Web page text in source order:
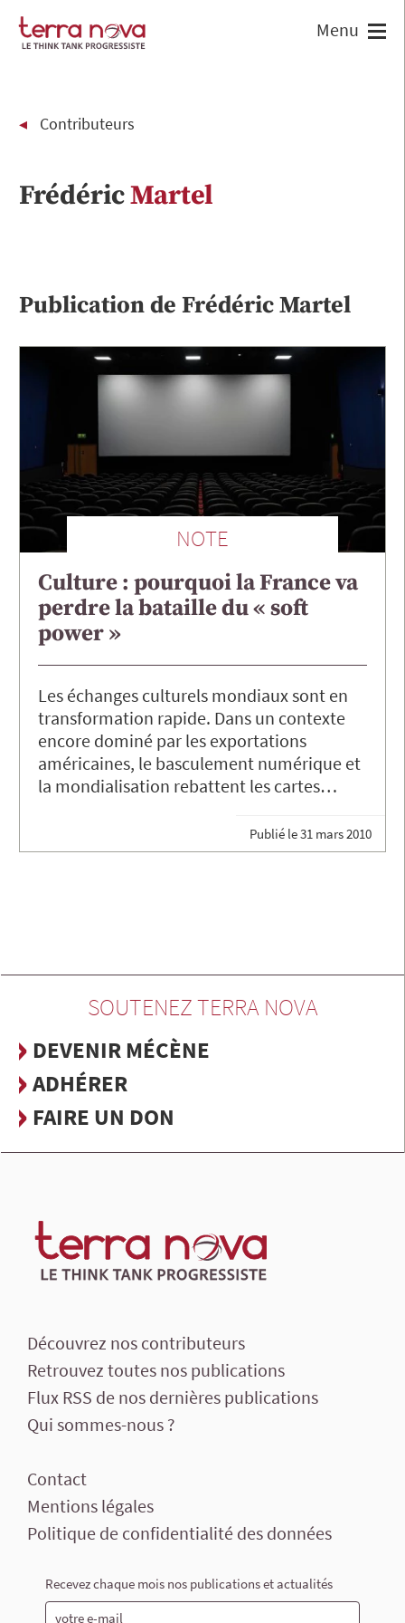
Contributeurs
FrédéricMartel
Publication de FrédéricMartel
NOTE
Culture : pourquoi la France va
perdre la bataille du « soft
power »
Les échanges culturels mondiaux sont en
transformation rapide. Dans un contexte
encore dominé par les exportations
américaines, le basculement numérique et
la mondialisation rebattent les cartes…
Publié le31 mars 2010
SOUTENEZ TERRA NOVA
DEVENIR MÉCÈNE
ADHÉRER
FAIRE UN DON
Découvrez nos contributeurs
Retrouvez toutes nos publications
Flux RSS de nos dernières publications
Qui sommes-nous ?
Contact
Mentions légales
Politique de confidentialité des données
Recevez chaque mois nos publications et actualités